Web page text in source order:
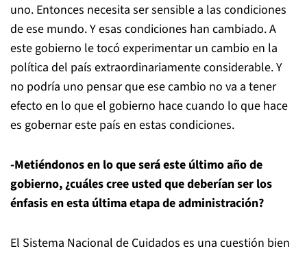
uno. Entonces necesita ser sensible a las condiciones
de ese mundo. Y esas condiciones han cambiado. A
este gobierno le tocó experimentar un cambio en la
política del país extraordinariamente considerable. Y
no podría uno pensar que ese cambio no va a tener
efecto en lo que el gobierno hace cuando lo que hace
es gobernar este país en estas condiciones.
-Metiéndonos en lo que será este último año de
gobierno, ¿cuáles cree usted que deberían ser los
énfasis en esta última etapa de administración?
El Sistema Nacional de Cuidados es una cuestión bien